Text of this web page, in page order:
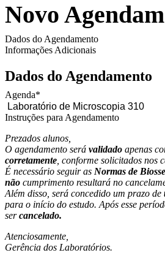
Novo
Dados do Agendamento
Informações Adicionais
Dados do Agendamento
Agenda*
Instruções para Agendamento
Prezados alunos,
O agendamento será validado apenas
corretamente , conforme solicitados nos
É necessário seguir as Normas de
não cumprimento resultará no
Além disso, será concedido um prazo de
para o início do estudo. Após esse
sercancelado.
Atenciosamente,
Gerência dos Laboratórios.